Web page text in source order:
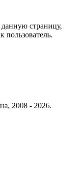
страницу,
пользователь.
2008 - 2026.